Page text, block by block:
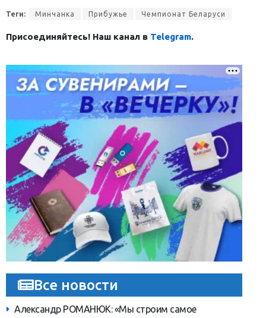
Теги: Минчанка Прибужье Чемпионат Беларуси
Присоединяйтесь! Наш канал в Telegram.
Все новости
Александр РОМАНЮК: «Мы строим самое